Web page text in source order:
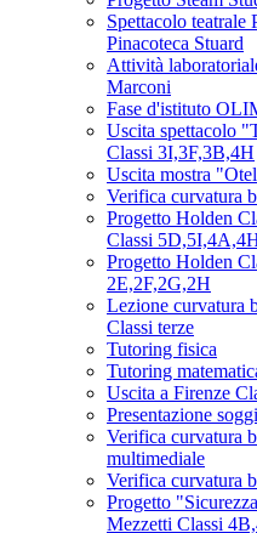
Spettacolo
Pinacoteca Stuard
Attività
Marconi
Fase d'istituto
Uscita spettacolo
Classi 3I,3F,3B,4H
Uscita mostra
Verifica curvatura
Progetto Holden
Classi
Progetto Holden
2E,2F,2G,2H
Lezione curvatura
Classi terze
Tutoring fisica
Tutoring
Uscita a Firenze
Presentazione
Verifica curvatura
multimediale
Verifica curvatura
Progetto
Mezzetti Classi